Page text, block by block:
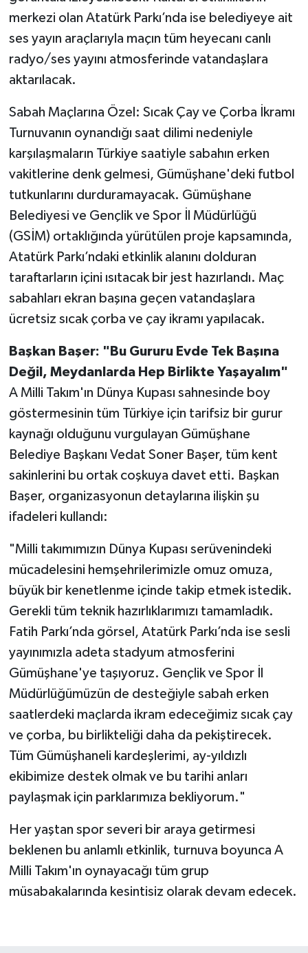
merkezi olan Atatürk Parkı’nda ise belediyeye ait
ses yayın araçlarıyla maçın tüm heyecanı canlı
radyo/ses yayını atmosferinde vatandaşlara
aktarılacak.
Sabah Maçlarına Özel: Sıcak Çay ve Çorba İkramı
Turnuvanın oynandığı saat dilimi nedeniyle
karşılaşmaların Türkiye saatiyle sabahın erken
vakitlerine denk gelmesi, Gümüşhane'deki futbol
tutkunlarını durduramayacak. Gümüşhane
Belediyesi ve Gençlik ve Spor İl Müdürlüğü
(GSİM) ortaklığında yürütülen proje kapsamında,
Atatürk Parkı’ndaki etkinlik alanını dolduran
taraftarların içini ısıtacak bir jest hazırlandı. Maç
sabahları ekran başına geçen vatandaşlara
ücretsiz sıcak çorba ve çay ikramı yapılacak.
Başkan Başer: "Bu Gururu Evde Tek Başına
Değil, Meydanlarda Hep Birlikte Yaşayalım"
A Milli Takım'ın Dünya Kupası sahnesinde boy
göstermesinin tüm Türkiye için tarifsiz bir gurur
kaynağı olduğunu vurgulayan Gümüşhane
Belediye Başkanı Vedat Soner Başer, tüm kent
sakinlerini bu ortak coşkuya davet etti. Başkan
Başer, organizasyonun detaylarına ilişkin şu
ifadeleri kullandı:
"Milli takımımızın Dünya Kupası serüvenindeki
mücadelesini hemşehrilerimizle omuz omuza,
büyük bir kenetlenme içinde takip etmek istedik.
Gerekli tüm teknik hazırlıklarımızı tamamladık.
Fatih Parkı’nda görsel, Atatürk Parkı’nda ise sesli
yayınımızla adeta stadyum atmosferini
Gümüşhane'ye taşıyoruz. Gençlik ve Spor İl
Müdürlüğümüzün de desteğiyle sabah erken
saatlerdeki maçlarda ikram edeceğimiz sıcak çay
ve çorba, bu birlikteliği daha da pekiştirecek.
Tüm Gümüşhaneli kardeşlerimi, ay-yıldızlı
ekibimize destek olmak ve bu tarihi anları
paylaşmak için parklarımıza bekliyorum."
Her yaştan spor severi bir araya getirmesi
beklenen bu anlamlı etkinlik, turnuva boyunca A
Milli Takım'ın oynayacağı tüm grup
müsabakalarında kesintisiz olarak devam edecek.